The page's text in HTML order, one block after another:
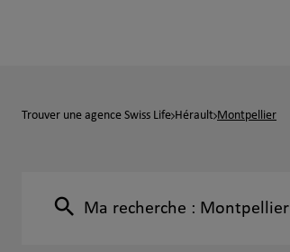
Trouver une agence Swiss Life Hérault Montpellier
Ma recherche : Montpellier